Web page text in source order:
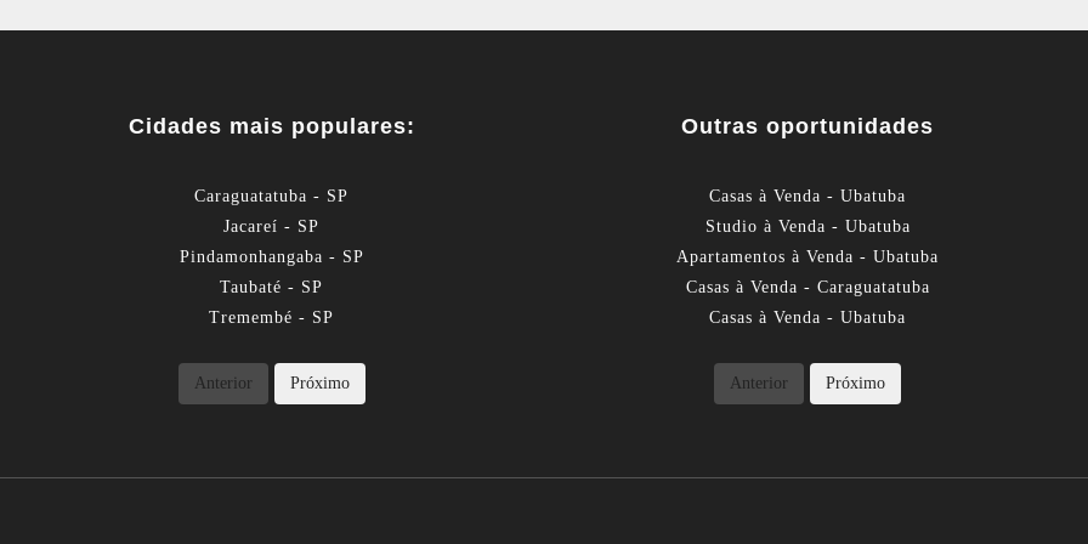
Cidades mais populares:
Caraguatatuba - SP
Jacareí - SP
Pindamonhangaba - SP
Taubaté - SP
Tremembé - SP
Anterior Próximo
Outras oportunidades
Casas à Venda - Ubatuba
Studio à Venda - Ubatuba
Apartamentos à Venda - Ubatuba
Casas à Venda - Caraguatatuba
Casas à Venda - Ubatuba
Anterior Próximo